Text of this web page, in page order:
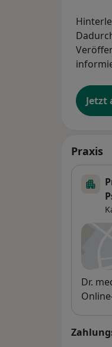
Jetzt
Praxis
Dr.